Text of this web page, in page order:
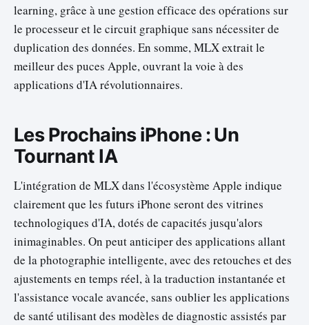
learning, grâce à une gestion efficace des opérations sur
le processeur et le circuit graphique sans nécessiter de
duplication des données. En somme, MLX extrait le
meilleur des puces Apple, ouvrant la voie à des
applications d'IA révolutionnaires.
Les Prochains iPhone : Un
Tournant IA
L'intégration de MLX dans l'écosystème Apple indique
clairement que les futurs iPhone seront des vitrines
technologiques d'IA, dotés de capacités jusqu'alors
inimaginables. On peut anticiper des applications allant
de la photographie intelligente, avec des retouches et des
ajustements en temps réel, à la traduction instantanée et
l'assistance vocale avancée, sans oublier les applications
de santé utilisant des modèles de diagnostic assistés par